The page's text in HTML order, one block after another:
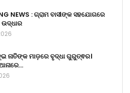
NEWS : ଗ୍ରାମ ବାସୀଙ୍କ ସହଯୋଗରେ
ନାତିଙ୍କ ମାଡ଼ରେ ବୃଦ୍ଧା ଗୁରୁତ୍ଵର।